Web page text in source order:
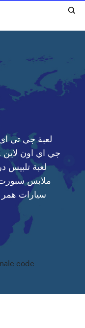
لعبة تلبيس
ملابس سبورت.
code